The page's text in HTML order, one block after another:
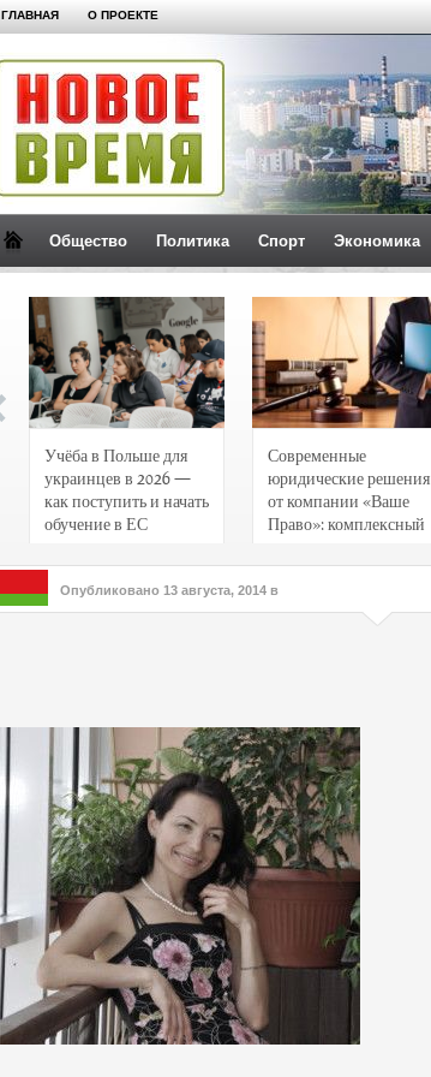
ГЛАВНАЯ О ПРОЕКТЕ
Общество Политика Спорт Экономика
Учёба в Польше для
украинцев в 2026 —
как поступить и начать
обучение в ЕС
Современные
юридические решения
от компании «Ваше
Право»: комплексный
интересов клиентов
Опубликовано 13 августа, 2014 в